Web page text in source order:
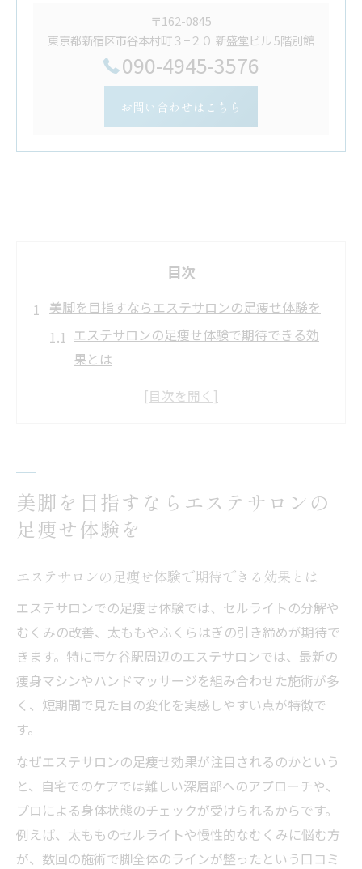
〒162-0845
東京都新宿区市谷本村町３−２０ 新盛堂ビル 5階別館
090-4945-3576
お問い合わせはこちら
目次
美脚を目指すならエステサロンの足痩せ体験を
エステサロンの足痩せ体験で期待できる効
果とは
美脚を目指す女性に人気のエステサロン活
初回エステサロン体験を有効に活用するポ
イント
エステサロンの足痩せ体験談から学ぶ注意
イント
市ケ谷駅周辺で通いやすいエステサロンの
特徴
足痩せ目的で選ぶエステサロンの比較方法
スタッフ対応が良いエステサロンの見極め
方
足痩せ効果を実感できるエステサロン活用術
美脚を目指すならエステサロンの
足痩せ体験を
エステサロンの足痩せ体験で期待できる効果とは
エステサロンでの足痩せ体験では、セルライトの分解や
むくみの改善、太ももやふくらはぎの引き締めが期待で
きます。特に市ケ谷駅周辺のエステサロンでは、最新の
痩身マシンやハンドマッサージを組み合わせた施術が多
く、短期間で見た目の変化を実感しやすい点が特徴で
す。
なぜエステサロンの足痩せ効果が注目されるのかという
と、自宅でのケアでは難しい深層部へのアプローチや、
プロによる身体状態のチェックが受けられるからです。
例えば、太もものセルライトや慢性的なむくみに悩む方
が、数回の施術で脚全体のラインが整ったという口コミ